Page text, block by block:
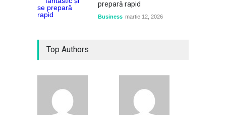
prepară rapid
Business martie 12, 2026
Top Authors